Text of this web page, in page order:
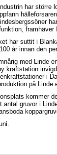
har större
framhäver
har suttit i
år innan den
med Linde
kraftstation
i
på Linde
kommer
gruvor i